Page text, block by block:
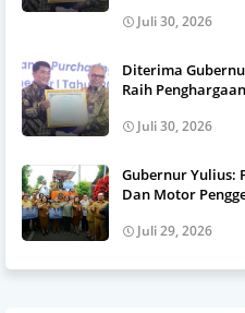
Juli 30, 2026
Diterima
Raih
Juli 30, 2026
Gubernur Yulius:
Dan Motor
Juli 29, 2026